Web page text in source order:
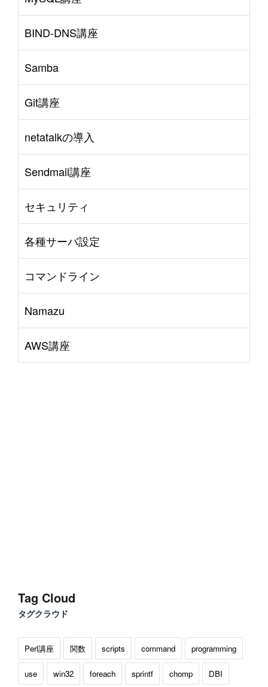
BIND-DNS講座
Samba
Git講座
netatalkの導入
Sendmail講座
セキュリティ
各種サーバ設定
コマンドライン
Namazu
AWS講座
Tag Cloud
タグクラウド
Perl講座 関数 scripts command programming
use win32 foreach sprintf chomp DBI